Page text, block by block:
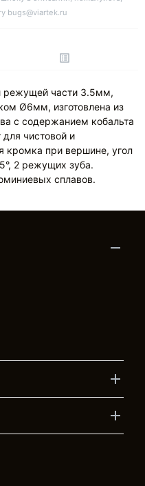
bugs@viartek.ru
режущей части 3.5мм,
Ø6мм, изготовлена из
с содержанием кобальта
чистовой и
кромка при вершине, угол
2 режущих зуба.
сплавов.